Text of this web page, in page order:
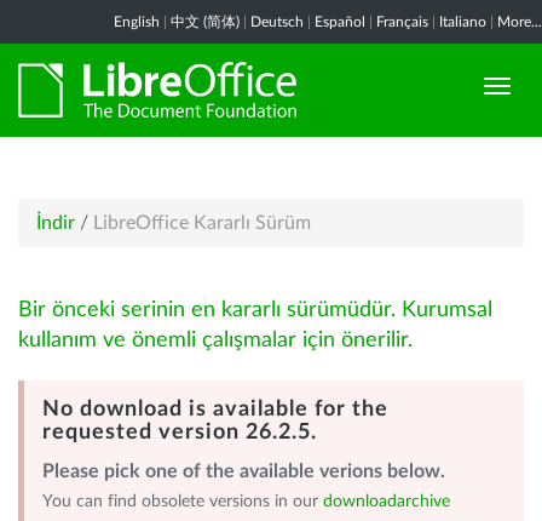
English 中文 (简体) Deutsch Español Français Italiano More...
İndir / LibreOffice Kararlı Sürüm
Bir önceki serinin en kararlı sürümüdür. Kurumsal
kullanım ve önemli çalışmalar için önerilir.
No download is available for the
requested version 26.2.5.
Please pick one of the available verions below.
You can find obsolete versions in our downloadarchive